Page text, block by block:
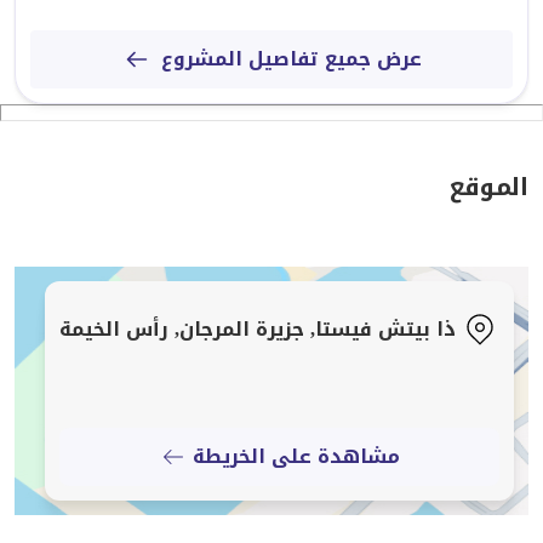
عرض جميع تفاصيل المشروع
الموقع
ذا بيتش فيستا, جزيرة المرجان, رأس الخيمة
مشاهدة على الخريطة